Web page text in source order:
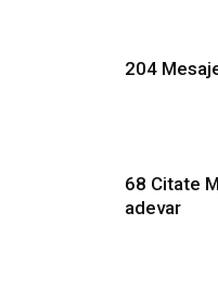
204
68 Citate
adevar